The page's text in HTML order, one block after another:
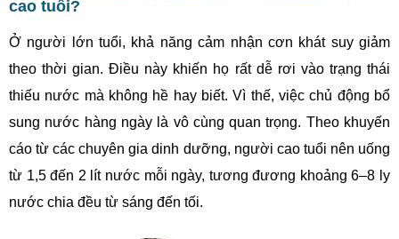
cao tuổi?
Ở người lớn tuổi, khả năng cảm nhận cơn khát suy giảm
theo thời gian. Điều này khiến họ rất dễ rơi vào trạng thái
thiếu nước mà không hề hay biết. Vì thế, việc chủ động bổ
sung nước hàng ngày là vô cùng quan trọng. Theo khuyến
cáo từ các chuyên gia dinh dưỡng, người cao tuổi nên uống
từ 1,5 đến 2 lít nước mỗi ngày, tương đương khoảng 6–8 ly
nước chia đều từ sáng đến tối.